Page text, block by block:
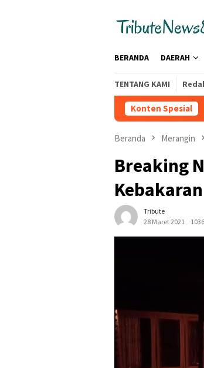
BERANDA DAERAH
TENTANG KAMI
Konten Spesial
Beranda Merangin
Breaking
Tribute
28 Maret 2021